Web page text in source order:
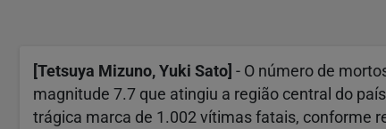
[Tetsuya Mizuno, Yuki Sato] - O número de
magnitude 7.7 que atingiu a região central do
trágica marca de 1.002 vítimas fatais, conforme